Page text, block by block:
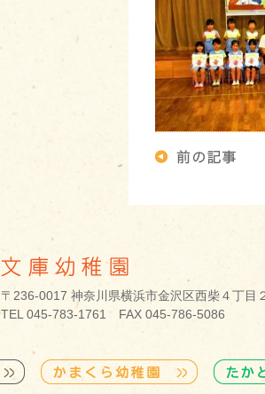
〒236-0017 神奈川県横浜市金沢区西柴４丁
TEL 045-783-1761 FAX 045-786-5086